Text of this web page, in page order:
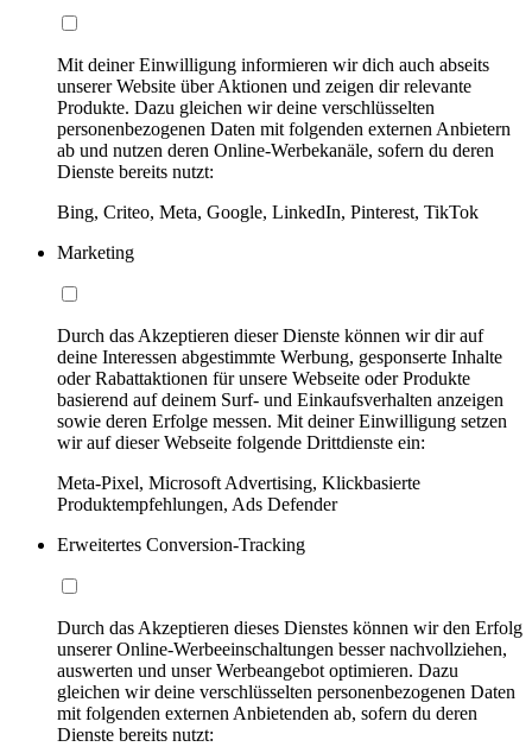
Mit deiner Einwilligung informieren wir dich auch abseits
unserer Website über Aktionen und zeigen dir relevante
Produkte. Dazu gleichen wir deine verschlüsselten
personenbezogenen Daten mit folgenden externen Anbietern
ab und nutzen deren Online-Werbekanäle, sofern du deren
Dienste bereits nutzt:
Bing, Criteo, Meta, Google, LinkedIn, Pinterest, TikTok
Marketing
Durch das Akzeptieren dieser Dienste können wir dir auf
deine Interessen abgestimmte Werbung, gesponserte Inhalte
oder Rabattaktionen für unsere Webseite oder Produkte
basierend auf deinem Surf- und Einkaufsverhalten anzeigen
sowie deren Erfolge messen. Mit deiner Einwilligung setzen
wir auf dieser Webseite folgende Drittdienste ein:
Meta-Pixel, Microsoft Advertising, Klickbasierte
Produktempfehlungen, Ads Defender
Erweitertes Conversion-Tracking
Durch das Akzeptieren dieses Dienstes können wir den Erfolg
unserer Online-Werbeeinschaltungen besser nachvollziehen,
auswerten und unser Werbeangebot optimieren. Dazu
gleichen wir deine verschlüsselten personenbezogenen Daten
mit folgenden externen Anbietenden ab, sofern du deren
Dienste bereits nutzt: